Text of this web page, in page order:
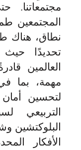
المجتمعين
نطاق، هناك
تحديدًا حيث
العالمين
مهمة، بما
لتحسين أمان
التربيعي
البلوكتشين
الأفكار